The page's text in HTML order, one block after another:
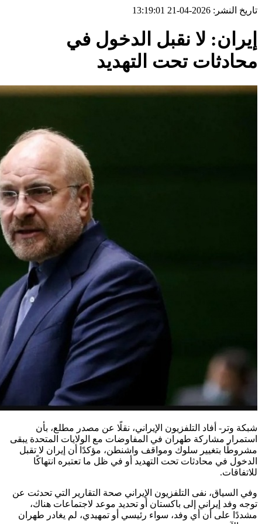
تاريخ النشر: 2026-04-21 13:19:01
إيران: لا نقبل الدخول في
محادثات تحت التهديد
شبكة وتر- أفاد التلفزيون الإيراني، نقلًا عن مصدر مطلع، بأن
استمرار مشاركة طهران في المفاوضات مع الولايات المتحدة يبقى
مشروطًا بتغيير سلوك ومواقف واشنطن، مؤكدًا أن إيران لا تقبل
الدخول في محادثات تحت التهديد أو في ظل ما تعتبره انتهاكًا
للاتفاقات.
وفي السياق، نفى التلفزيون الإيراني صحة التقارير التي تحدثت عن
توجه وفد إيراني إلى باكستان أو تحديد موعد لاجتماعات هناك،
مشددًا على أن أي وفد، سواء رئيسي أو تمهيدي، لم يغادر طهران